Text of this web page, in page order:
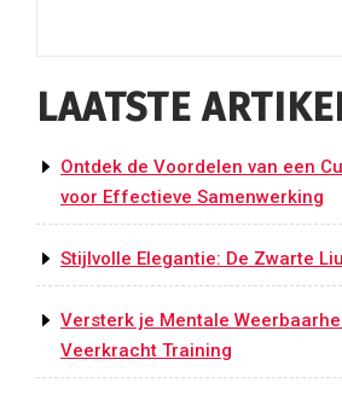
LAATSTE
Ontdek de Voordelen van een
voor Effectieve Samenwerking
Stijlvolle Elegantie: De Zwarte
Versterk je Mentale
Veerkracht Training